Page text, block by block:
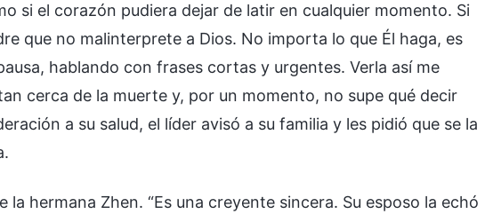
si el corazón pudiera dejar de latir en cualquier momento. Si
que no malinterprete a Dios. No importa lo que Él haga, es
hablando con frases cortas y urgentes. Verla así me
cerca de la muerte y, por un momento, no supe qué decir
a su salud, el líder avisó a su familia y les pidió que se la
hermana Zhen. “Es una creyente sincera. Su esposo la echó